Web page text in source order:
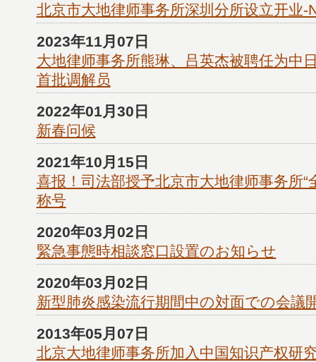
北京市大地律师事务所深圳分所设立开业-
2023年11月07日
大地律师事务所熊琳、吕英杰被聘任为中
首批调解员
2022年01月30日
新春问候
2021年10月15日
喜报！司法部授予北京市大地律师事务所“
称号
2020年03月02日
緊急事態時相談窓口設置のお知らせ
2020年03月02日
新型肺炎感染流行期間中の対面での会議
2013年05月07日
北京大地律师事务所加入中国知识产权研